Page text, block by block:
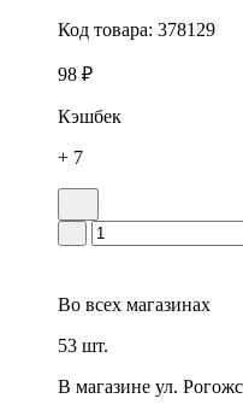
Код товара: 378129
98 ₽
Кэшбек
+ 7
Во всех магазинах
53 шт.
В магазине ул.